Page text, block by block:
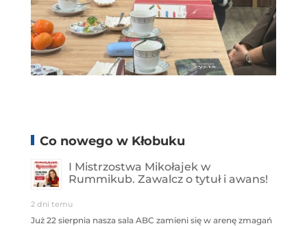
Co nowego w Kłobuku
I Mistrzostwa Mikołajek w
Rummikub. Zawalcz o tytuł i awans!
2 dni temu
Już 22 sierpnia nasza sala ABC zamieni się w arenę zmagań